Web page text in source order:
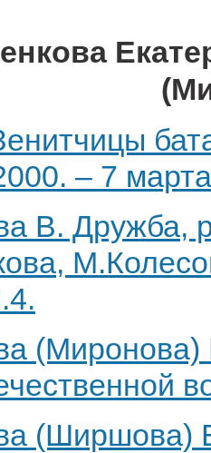
– 7
В. Дружба,
(Миронова)
(Ширшова)